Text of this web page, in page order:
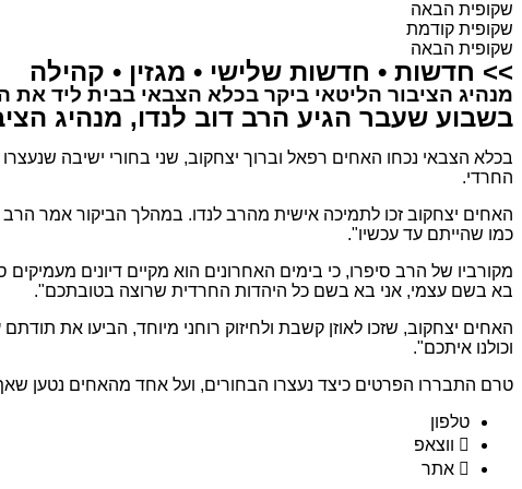
שקופית הבאה
שקופית קודמת
שקופית הבאה
>> חדשות • חדשות שלישי • מגזין • קהילה
מנהיג הציבור הליטאי ביקר בכלא הצבאי בבית ליד את
בשבוע שעבר הגיע הרב דוב לנדו, מנהיג הציבור הליטאי בן ה-95, לביקור
בכלא הצבאי נכחו האחים רפאל וברוך יצחקוב, שני בחורי ישיבה
החרדי.
האחים יצחקוב זכו לתמיכה אישית מהרב לנדו. במהלך הביקור אמר
כמו שהייתם עד עכשיו".
מקורביו של הרב סיפרו, כי בימים האחרונים הוא מקיים דיונים
בא בשם עצמי, אני בא בשם כל היהדות החרדית שרוצה בטובתכם".
האחים יצחקוב, שזכו לאוזן קשבת ולחיזוק רוחני מיוחד, הביעו את
וכולנו איתכם".
טרם התבררו הפרטים כיצד נעצרו הבחורים, ועל אחד מהאחים נטען
טלפון
ווצאפ
אתר